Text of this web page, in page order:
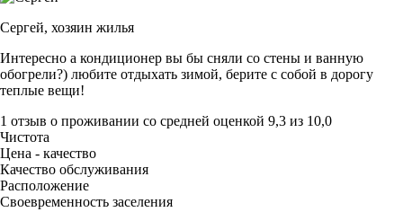
Сергей, хозяин жилья
Интересно а кондиционер вы бы сняли со стены и ванную
обогрели?) любите отдыхать зимой, берите с собой в дорогу
теплые вещи!
1 отзыв о проживании со средней оценкой 9,3 из 10,0
Чистота
Цена - качество
Качество обслуживания
Расположение
Своевременность заселения